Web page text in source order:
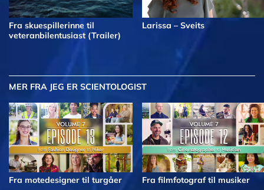
Fra skuespillerinne til
veteranbilentusiast (Trailer)
Larissa – Sveits
MER FRA JEG ER SCIENTOLOGIST
Fra motedesigner til turgåer Fra filmfotograf til musiker